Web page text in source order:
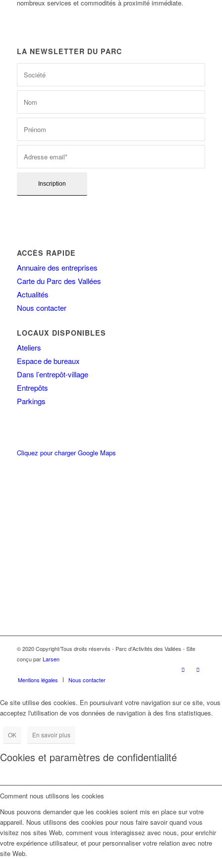
nombreux services et commodités à proximité immédiate.
LA NEWSLETTER DU PARC
ACCÈS RAPIDE
Annuaire des entreprises
Carte du Parc des Vallées
Actualités
Nous contacter
LOCAUX DISPONIBLES
Ateliers
Espace de bureaux
Dans l’entrepôt-village
Entrepôts
Parkings
Cliquez pour charger Google Maps
© 2020 Copyright/Tous droits réservés - Parc d'Activités des Vallées - Site
conçu parLarsen
Mentions légales Nous contacter
Ce site utilise des cookies. En poursuivant votre navigation sur ce site, vous
acceptez l'utilisation de vos données de navigation à des fins statistiques.
OK En savoir plus
Cookies et paramètres de confidentialité
Comment nous utilisons les cookies
Nous pouvons demander que les cookies soient mis en place sur votre
appareil. Nous utilisons des cookies pour nous faire savoir quand vous
visitez nos sites Web, comment vous interagissez avec nous, pour enrichir
votre expérience utilisateur, et pour personnaliser votre relation avec notre
site Web.